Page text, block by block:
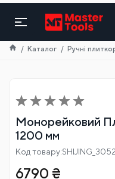
Каталог Ручні
Монорейковий
1200 мм
Код товару:SHIJING_3052
6790 ₴